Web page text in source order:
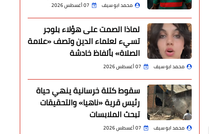
محمد ابو سيف 07 أغسطس 2026
لماذا الصمت على هؤلاء بلوجر
تسيء لعلماء الدين وتصف «علامة
الصلاة» بألفاظ خادشة
محمد ابو سيف 07 أغسطس 2026
سقوط كتلة خرسانية ينهي حياة
رئيس قرية «ناهيا» والتحقيقات
تبحث الملابسات
محمد ابو سيف 07 أغسطس 2026